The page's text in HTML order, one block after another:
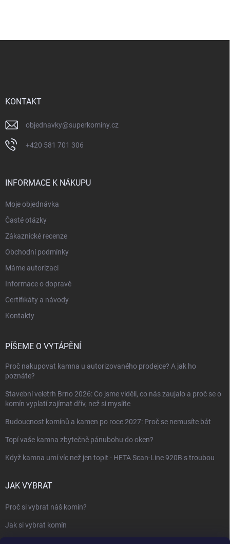
KONTAKT
objednavky@superkominy.cz
+420 581 701 306
INFORMACE K NÁKUPU
Moje objednávka
Časté otázky
Zákaznické recenze
Obchodní podmínky
Máme autorizaci
Informace o dopravě
Certifikáty a návody
Kontakty
PÍŠEME O VYTÁPĚNÍ
Proč nakupovat kamna u autorizovaného prodejce? A jak ho
poznáte?
Stavební veletrh Brno 2026: Co jsme viděli, co nás zaujalo a proč se o
komín vyplatí zajímat dřív, než si myslíte
Budoucnost komínů a kamen po roce 2027: Proč se nemusíte bát
Topí vaše kamna zbytečně pánubohu do oken?
Když kamna umí víc než jen topit - HETA Scan-Line 920B s troubou
JAK VYBRAT
Proč si vybrat náš komín?
Jak si vybrat komín